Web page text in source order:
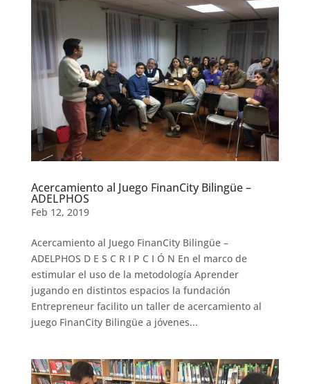
Acercamiento al Juego FinanCity Bilingüe –
ADELPHOS
Feb 12, 2019
Acercamiento al Juego FinanCity Bilingüe –
ADELPHOS D E S C R I P C I Ó N En el marco de
estimular el uso de la metodología Aprender
jugando en distintos espacios la fundación
Entrepreneur facilito un taller de acercamiento al
juego FinanCity Bilingüe a jóvenes...